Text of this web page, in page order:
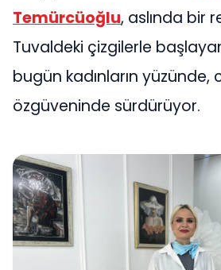
Temürcüoğlu, aslında bir
Tuvaldeki çizgilerle
bugün kadınların yüzünde,
özgüveninde sürdürüyor.